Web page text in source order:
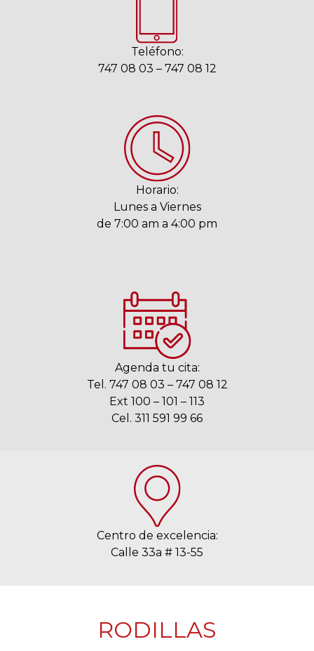
Teléfono:
747 08 03 – 747 08 12
Horario:
Lunes a Viernes
de 7:00 am a 4:00 pm
Agenda tu cita:
Tel. 747 08 03 – 747 08 12
Ext 100 – 101 – 113
Cel. 311 591 99 66
Centro de excelencia:
Calle 33a # 13-55
RODILLAS